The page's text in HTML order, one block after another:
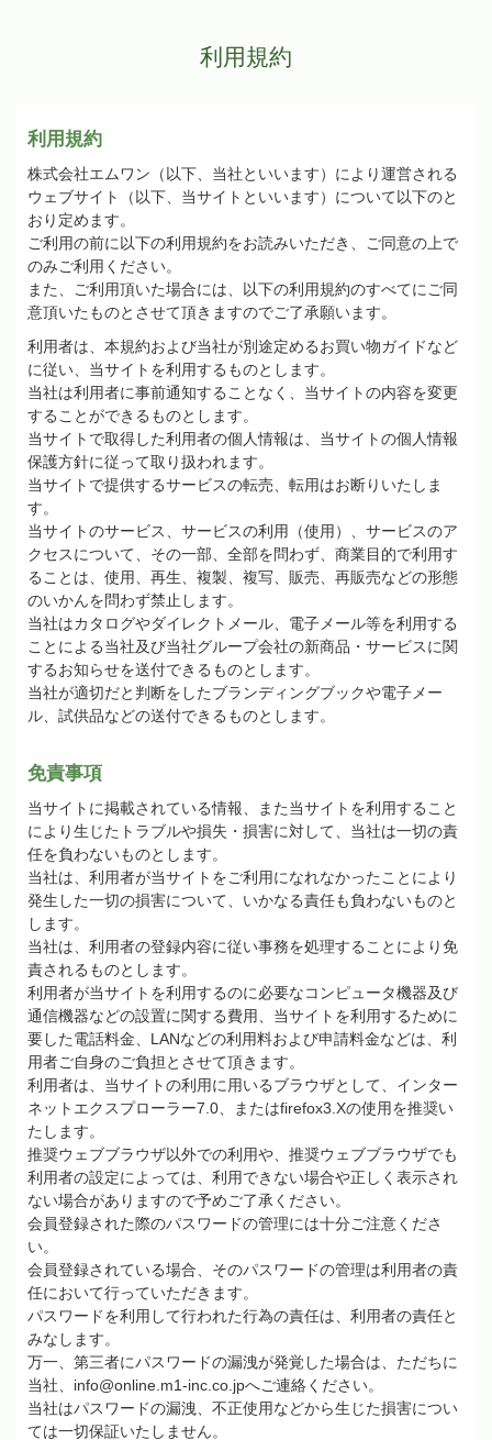
利用規約
利用規約
株式会社エムワン（以下、当社といいます）により運営される
ウェブサイト（以下、当サイトといいます）について以下のと
おり定めます。
ご利用の前に以下の利用規約をお読みいただき、ご同意の上で
のみご利用ください。
また、ご利用頂いた場合には、以下の利用規約のすべてにご同
意頂いたものとさせて頂きますのでご了承願います。
利用者は、本規約および当社が別途定めるお買い物ガイドなど
に従い、当サイトを利用するものとします。
当社は利用者に事前通知することなく、当サイトの内容を変更
することができるものとします。
当サイトで取得した利用者の個人情報は、当サイトの個人情報
保護方針に従って取り扱われます。
当サイトで提供するサービスの転売、転用はお断りいたしま
す。
当サイトのサービス、サービスの利用（使用）、サービスのア
クセスについて、その一部、全部を問わず、商業目的で利用す
ることは、使用、再生、複製、複写、販売、再販売などの形態
のいかんを問わず禁止します。
当社はカタログやダイレクトメール、電子メール等を利用する
ことによる当社及び当社グループ会社の新商品・サービスに関
するお知らせを送付できるものとします。
当社が適切だと判断をしたブランディングブックや電子メー
ル、試供品などの送付できるものとします。
免責事項
当サイトに掲載されている情報、また当サイトを利用すること
により生じたトラブルや損失・損害に対して、当社は一切の責
任を負わないものとします。
当社は、利用者が当サイトをご利用になれなかったことにより
発生した一切の損害について、いかなる責任も負わないものと
します。
当社は、利用者の登録内容に従い事務を処理することにより免
責されるものとします。
利用者が当サイトを利用するのに必要なコンピュータ機器及び
通信機器などの設置に関する費用、当サイトを利用するために
要した電話料金、 LANなどの利用料および申請料金などは、利
用者ご自身のご負担とさせて頂きます。
利用者は、当サイトの利用に用いるブラウザとして、インター
ネットエクスプローラー7.0 、またはfirefox3.Xの使用を推奨い
たします。
推奨ウェブブラウザ以外での利用や、推奨ウェブブラウザでも
利用者の設定によっては、利用できない場合や正しく表示され
ない場合がありますので予めご了承ください。
会員登録された際のパスワードの管理には十分ご注意くださ
い。
会員登録されている場合、そのパスワードの管理は利用者の責
任において行っていただきます。
パスワードを利用して行われた行為の責任は、利用者の責任と
みなします。
万一、第三者にパスワードの漏洩が発覚した場合は、ただちに
当社、 info@online.m1-inc.co.jpへご連絡ください。
当社はパスワードの漏洩、不正使用などから生じた損害につい
ては一切保証いたしません。